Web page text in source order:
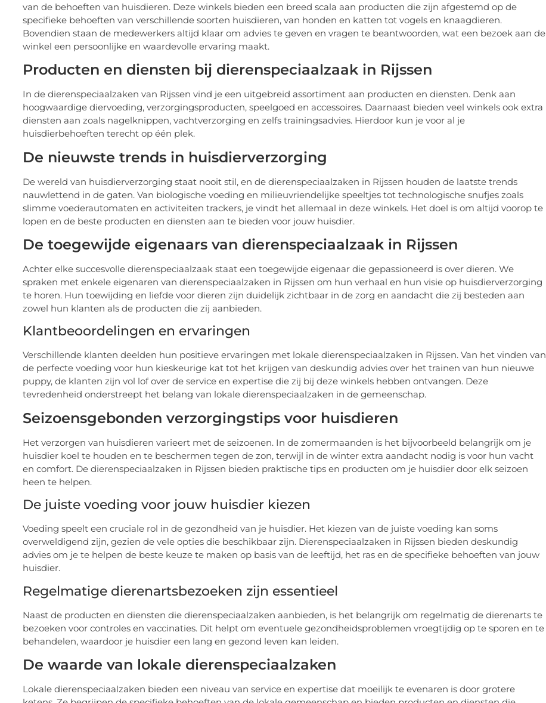
van de behoeften van huisdieren. Deze winkels bieden een breed scala aan producten die zijn afgestemd op de
specifieke behoeften van verschillende soorten huisdieren, van honden en katten tot vogels en knaagdieren.
Bovendien staan de medewerkers altijd klaar om advies te geven en vragen te beantwoorden, wat een bezoek aan de
winkel een persoonlijke en waardevolle ervaring maakt.
Producten en diensten bij dierenspeciaalzaak in Rijssen
In de dierenspeciaalzaken van Rijssen vind je een uitgebreid assortiment aan producten en diensten. Denk aan
hoogwaardige diervoeding, verzorgingsproducten, speelgoed en accessoires. Daarnaast bieden veel winkels ook extra
diensten aan zoals nagelknippen, vachtverzorging en zelfs trainingsadvies. Hierdoor kun je voor al je
huisdierbehoeften terecht op één plek.
De nieuwste trends in huisdierverzorging
De wereld van huisdierverzorging staat nooit stil, en de dierenspeciaalzaken in Rijssen houden de laatste trends
nauwlettend in de gaten. Van biologische voeding en milieuvriendelijke speeltjes tot technologische snufjes zoals
slimme voederautomaten en activiteiten trackers, je vindt het allemaal in deze winkels. Het doel is om altijd voorop te
lopen en de beste producten en diensten aan te bieden voor jouw huisdier.
De toegewijde eigenaars van dierenspeciaalzaak in Rijssen
Achter elke succesvolle dierenspeciaalzaak staat een toegewijde eigenaar die gepassioneerd is over dieren. We
spraken met enkele eigenaren van dierenspeciaalzaken in Rijssen om hun verhaal en hun visie op huisdierverzorging
te horen. Hun toewijding en liefde voor dieren zijn duidelijk zichtbaar in de zorg en aandacht die zij besteden aan
zowel hun klanten als de producten die zij aanbieden.
Klantbeoordelingen en ervaringen
Verschillende klanten deelden hun positieve ervaringen met lokale dierenspeciaalzaken in Rijssen. Van het vinden van
de perfecte voeding voor hun kieskeurige kat tot het krijgen van deskundig advies over het trainen van hun nieuwe
puppy, de klanten zijn vol lof over de service en expertise die zij bij deze winkels hebben ontvangen. Deze
tevredenheid onderstreept het belang van lokale dierenspeciaalzaken in de gemeenschap.
Seizoensgebonden verzorgingstips voor huisdieren
Het verzorgen van huisdieren varieert met de seizoenen. In de zomermaanden is het bijvoorbeeld belangrijk om je
huisdier koel te houden en te beschermen tegen de zon, terwijl in de winter extra aandacht nodig is voor hun vacht
en comfort. De dierenspeciaalzaken in Rijssen bieden praktische tips en producten om je huisdier door elk seizoen
heen te helpen.
De juiste voeding voor jouw huisdier kiezen
Voeding speelt een cruciale rol in de gezondheid van je huisdier. Het kiezen van de juiste voeding kan soms
overweldigend zijn, gezien de vele opties die beschikbaar zijn. Dierenspeciaalzaken in Rijssen bieden deskundig
advies om je te helpen de beste keuze te maken op basis van de leeftijd, het ras en de specifieke behoeften van jouw
huisdier.
Regelmatige dierenartsbezoeken zijn essentieel
Naast de producten en diensten die dierenspeciaalzaken aanbieden, is het belangrijk om regelmatig de dierenarts te
bezoeken voor controles en vaccinaties. Dit helpt om eventuele gezondheidsproblemen vroegtijdig op te sporen en te
behandelen, waardoor je huisdier een lang en gezond leven kan leiden.
De waarde van lokale dierenspeciaalzaken
Lokale dierenspeciaalzaken bieden een niveau van service en expertise dat moeilijk te evenaren is door grotere